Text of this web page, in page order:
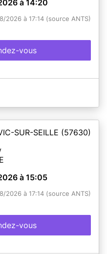
à 14:20
2026 à 17:14 (source ANTS)
vous
SUR-SEILLE (57630)
à 15:05
2026 à 17:14 (source ANTS)
vous